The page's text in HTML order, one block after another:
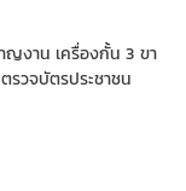
ญงาน เครื่องกั้น 3 ขา
วจบัตรประชาชน